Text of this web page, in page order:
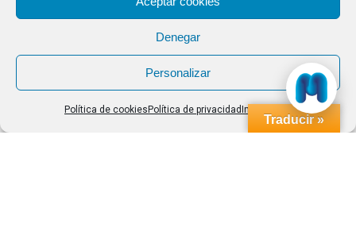
Denegar
Personalizar
Política de cookies Política de privacidad Impressum
Traducir »